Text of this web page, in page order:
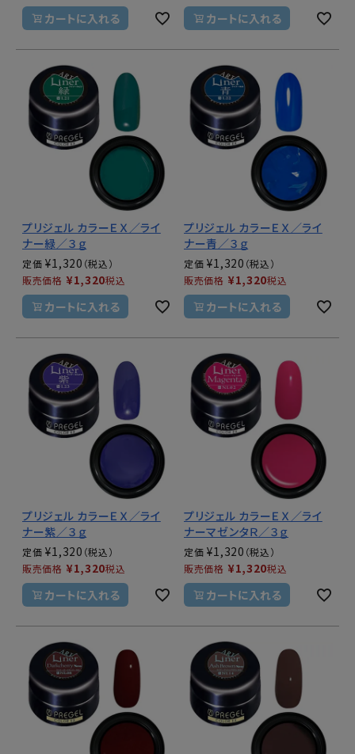
カートに入れる カートに入れる
プリジェル カラーＥＸ／ライ
ナー緑／３ｇ
定価 ¥1,320
販売価格 ¥1,320税込
カートに入れる
プリジェル カラーＥＸ／ライ
ナー青／３ｇ
定価 ¥1,320
販売価格 ¥1,320税込
カートに入れる
プリジェル カラーＥＸ／ライ
ナー紫／３ｇ
定価 ¥1,320
販売価格 ¥1,320税込
カートに入れる
プリジェル カラーＥＸ／ライ
ナーマゼンタＲ／３ｇ
定価 ¥1,320
販売価格 ¥1,320税込
カートに入れる